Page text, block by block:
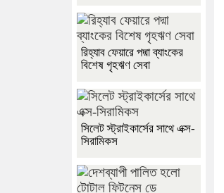
রিহ্যাব ফেয়ারে পদ্মা ব্যাংকের
বিশেষ গৃহঋণ সেবা
সিলেট স্ট্রাইকার্সের সাথে এক্স-
সিরামিকস